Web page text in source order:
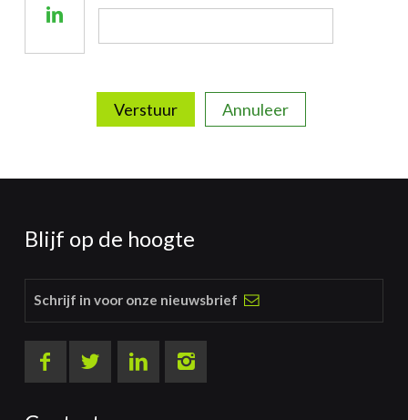
Facebook
Deel
Verstuur Annuleer
Blijf op de hoogte
Schrijf in voor onze nieuwsbrief